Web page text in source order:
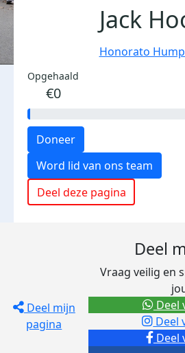
Jack
Honorato
Opgehaald
€0
Doneer
Word lid van ons team
Deel deze pagina
Deel mijn
pagina
Deel
Vraag veilig en
Deel
Deel
Deel